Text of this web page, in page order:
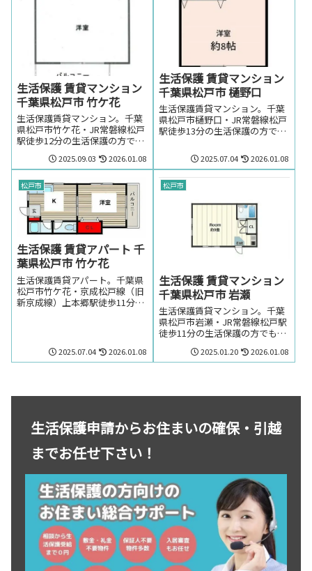
生活保護 賃貸マンション
千葉県松戸市 竹ケ花
生活保護賃貸マンション。千葉
県松戸市竹ケ花・JR常磐線松戸
駅徒歩12分の生活保護の方でも
賃貸可能なマンション。千葉県
松戸市竹ケ花・JR常磐線松戸駅
周辺のお部屋を探しの方はお気
軽にお問い合わせください。
2025.09.03 2026.01.08
生活保護 賃貸マンション
千葉県松戸市 樋野口
生活保護賃貸マンション。千葉
県松戸市樋野口・JR常磐線松戸
駅徒歩13分の生活保護の方でも
松戸市樋野口・JR常磐線松戸駅
周辺のお部屋を探しの方はお気
2025.07.04 2026.01.08
松戸市
生活保護 賃貸アパート 千
葉県松戸市 竹ケ花
生活保護賃貸アパート。千葉県
松戸市竹ケ花・京成松戸線（旧
新京成線）上本郷駅徒歩11分の
郷駅周辺のお部屋を探しの方は
お気軽にお問い合わせくださ
2025.07.04 2026.01.08
松戸市
生活保護 賃貸マンション
千葉県松戸市 岩瀬
生活保護賃貸マンション。千葉
県松戸市岩瀬・JR常磐線松戸駅
徒歩11分の生活保護の方でも賃
戸市岩瀬・JR常磐線松戸駅周辺
のお部屋を探しの方はお気軽に
2025.01.20 2026.01.08
生活保護申請からお住まいの確保・引越
までお任せ下さい！